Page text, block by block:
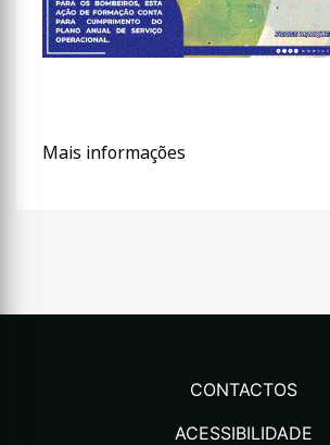
Mais informações
CONTACTOS
ACESSIBILIDADE